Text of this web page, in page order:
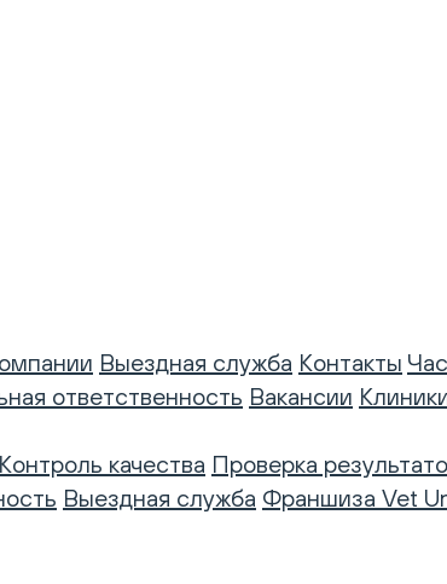
Выездная служба Контакты
ответственность Вакансии
Контроль качества Проверка
Выездная служба Франшиза Vet